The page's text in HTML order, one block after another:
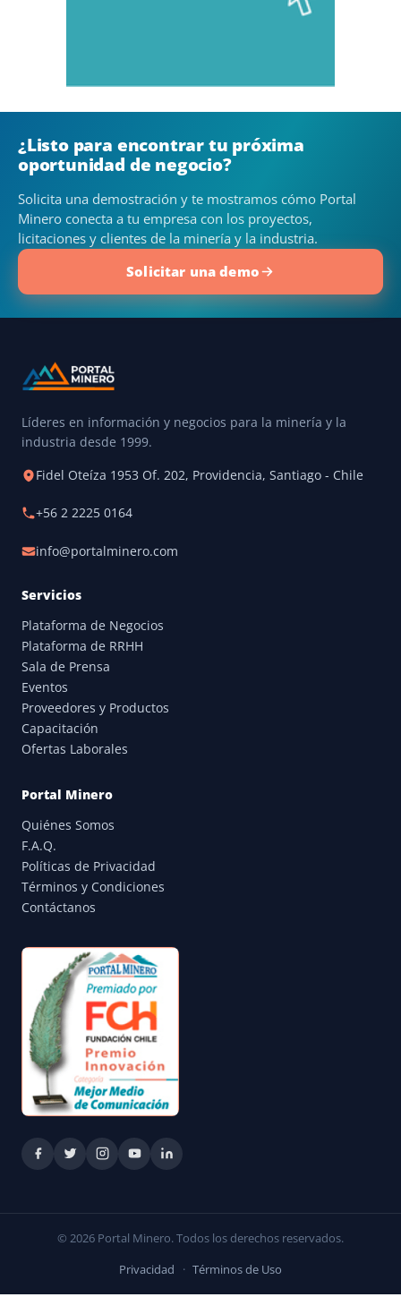
¿Listo para encontrar tu próxima
oportunidad de negocio?
Solicita una demostración y te mostramos cómo Portal
Minero conecta a tu empresa con los proyectos,
licitaciones y clientes de la minería y la industria.
Solicitar una demo
Líderes en información y negocios para la minería y la
industria desde 1999.
Fidel Oteíza 1953 Of. 202, Providencia, Santiago - Chile
+56 2 2225 0164
info@portalminero.com
Servicios
Plataforma de Negocios
Plataforma de RRHH
Sala de Prensa
Eventos
Proveedores y Productos
Capacitación
Ofertas Laborales
Portal Minero
Quiénes Somos
F.A.Q.
Políticas de Privacidad
Términos y Condiciones
Contáctanos
© 2026 Portal Minero. Todos los derechos reservados.
Privacidad · Términos de Uso